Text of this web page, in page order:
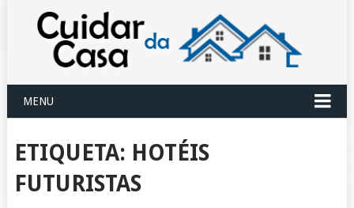
MENU
ETIQUETA: HOTÉIS
FUTURISTAS